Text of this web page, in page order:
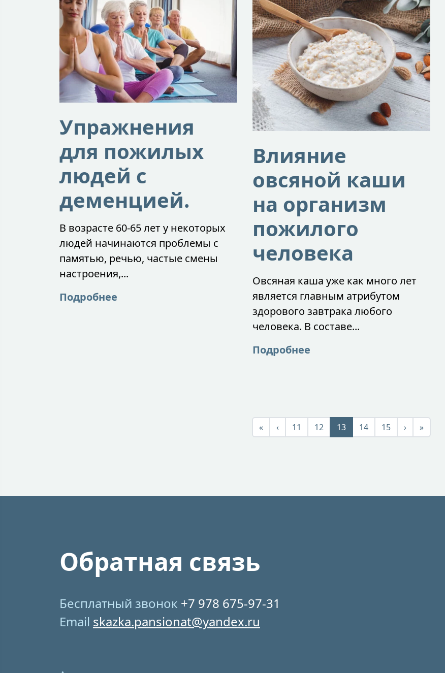
Упражнения
для пожилых
людей с
деменцией.
В возрасте 60-65 лет у некоторых
людей начинаются проблемы с
памятью, речью, частые смены
настроения,...
Подробнее
Влияние
овсяной каши
на организм
пожилого
человека
Овсяная каша уже как много лет
является главным атрибутом
здорового завтрака любого
человека. В составе...
Подробнее
« ‹ 11 12 13 14 15 › »
Обратная связь
Бесплатный звонок +7 978 675-97-31
Email skazka.pansionat@yandex.ru